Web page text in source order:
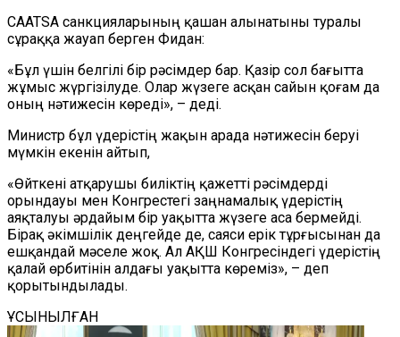
CAATSA санкцияларының қашан алынатыны туралы
сұраққа жауап берген Фидан:
«Бұл үшін белгілі бір рәсімдер бар. Қазір сол бағытта
жұмыс жүргізілуде. Олар жүзеге асқан сайын қоғам да
оның нәтижесін көреді», – деді.
Министр бұл үдерістің жақын арада нәтижесін беруі
мүмкін екенін айтып,
«Өйткені атқарушы биліктің қажетті рәсімдерді
орындауы мен Конгрестегі заңнамалық үдерістің
аяқталуы әрдайым бір уақытта жүзеге аса бермейді.
Бірақ әкімшілік деңгейде де, саяси ерік тұрғысынан да
ешқандай мәселе жоқ. Ал АҚШ Конгресіндегі үдерістің
қалай өрбитінін алдағы уақытта көреміз», – деп
қорытындылады.
ҰСЫНЫЛҒАН